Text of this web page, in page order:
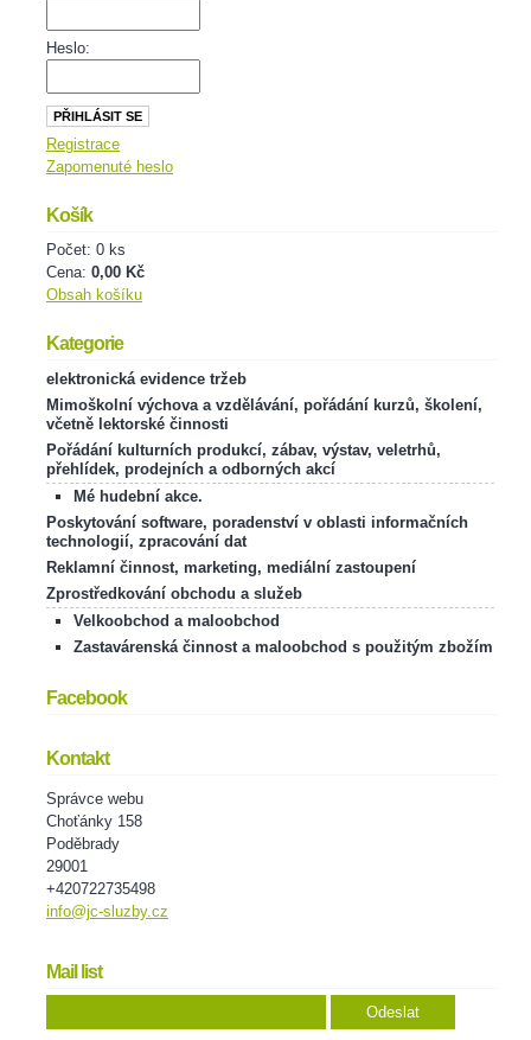
Heslo:
Registrace
Zapomenuté heslo
Košík
Počet: 0 ks
Cena: 0,00 Kč
Obsah košíku
Kategorie
elektronická evidence tržeb
Mimoškolní výchova a vzdělávání, pořádání kurzů, školení,
včetně lektorské činnosti
Pořádání kulturních produkcí, zábav, výstav, veletrhů,
přehlídek, prodejních a odborných akcí
Mé hudební akce.
Poskytování software, poradenství v oblasti informačních
technologií, zpracování dat
Reklamní činnost, marketing, mediální zastoupení
Zprostředkování obchodu a služeb
Velkoobchod a maloobchod
Zastavárenská činnost a maloobchod s použitým zbožím
Facebook
Kontakt
Správce webu
Choťánky 158
Poděbrady
29001
+420722735498
info@jc-sluzby.cz
Mail list